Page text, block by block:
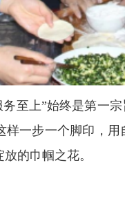
至上”始终是第一
样一步一个脚印，
的巾帼之花。